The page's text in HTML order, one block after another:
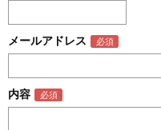
メールアドレス
内容